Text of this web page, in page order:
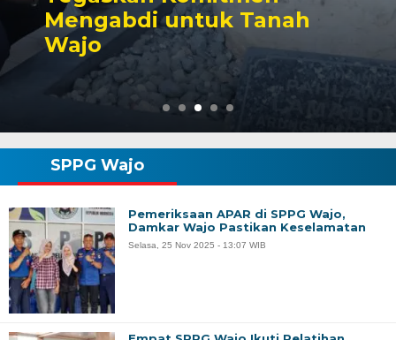
Mengabdi untuk Tanah
Wajo
SPPG Wajo
Pemeriksaan APAR di SPPG Wajo,
Damkar Wajo Pastikan Keselamatan
Selasa, 25 Nov 2025 - 13:07 WIB